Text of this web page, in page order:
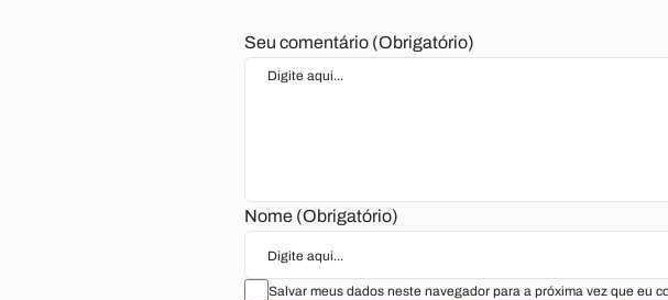
Seu comentário (Obrigatório)
Nome (Obrigatório)
Salvar meus dados neste navegador para a próxima vez que eu